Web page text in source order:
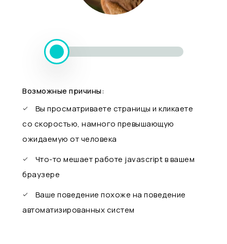
Возможные причины:
Вы просматриваете страницы и кликаете
со скоростью, намного превышающую
ожидаемую от человека
Что-то мешает работе javascript в вашем
браузере
Ваше поведение похоже на поведение
автоматизированных систем